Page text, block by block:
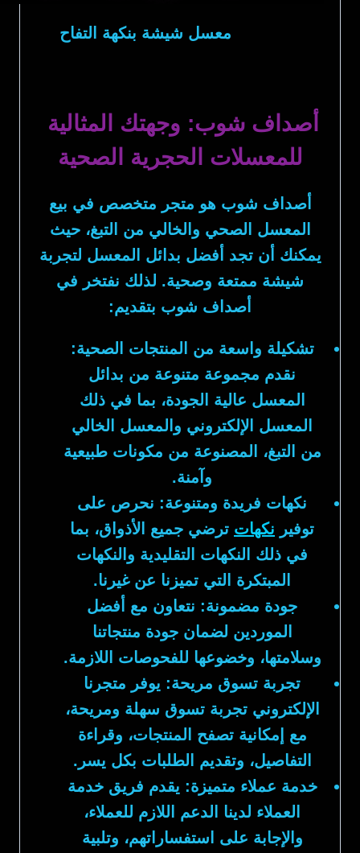
معسل شيشة بنكهة التفاح
أصداف شوب: وجهتك المثالية
للمعسلات الحجرية الصحية
أصداف شوب هو متجر متخصص في بيع
المعسل الصحي والخالي من التبغ، حيث
يمكنك أن تجد أفضل بدائل المعسل لتجربة
شيشة ممتعة وصحية. لذلك نفتخر في
أصداف شوب بتقديم:
تشكيلة واسعة من المنتجات الصحية:
نقدم مجموعة متنوعة من بدائل
المعسل عالية الجودة، بما في ذلك
المعسل الإلكتروني والمعسل الخالي
من التبغ، المصنوعة من مكونات طبيعية
وآمنة.
نكهات فريدة ومتنوعة: نحرص على
توفير نكهات ترضي جميع الأذواق، بما
في ذلك النكهات التقليدية والنكهات
المبتكرة التي تميزنا عن غيرنا.
جودة مضمونة: نتعاون مع أفضل
الموردين لضمان جودة منتجاتنا
وسلامتها، وخضوعها للفحوصات اللازمة.
تجربة تسوق مريحة: يوفر متجرنا
الإلكتروني تجربة تسوق سهلة ومريحة،
مع إمكانية تصفح المنتجات، وقراءة
التفاصيل، وتقديم الطلبات بكل يسر.
خدمة عملاء متميزة: يقدم فريق خدمة
العملاء لدينا الدعم اللازم للعملاء،
والإجابة على استفساراتهم، وتلبية